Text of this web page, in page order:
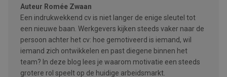
Auteur Romée Zwaan
Een indrukwekkend cv is niet langer de enige sleutel tot
een nieuwe baan. Werkgevers kijken steeds vaker naar de
persoon achter het cv: hoe gemotiveerd is iemand, wil
iemand zich ontwikkelen en past diegene binnen het
team? In deze blog lees je waarom motivatie een steeds
grotere rol speelt op de huidige arbeidsmarkt.